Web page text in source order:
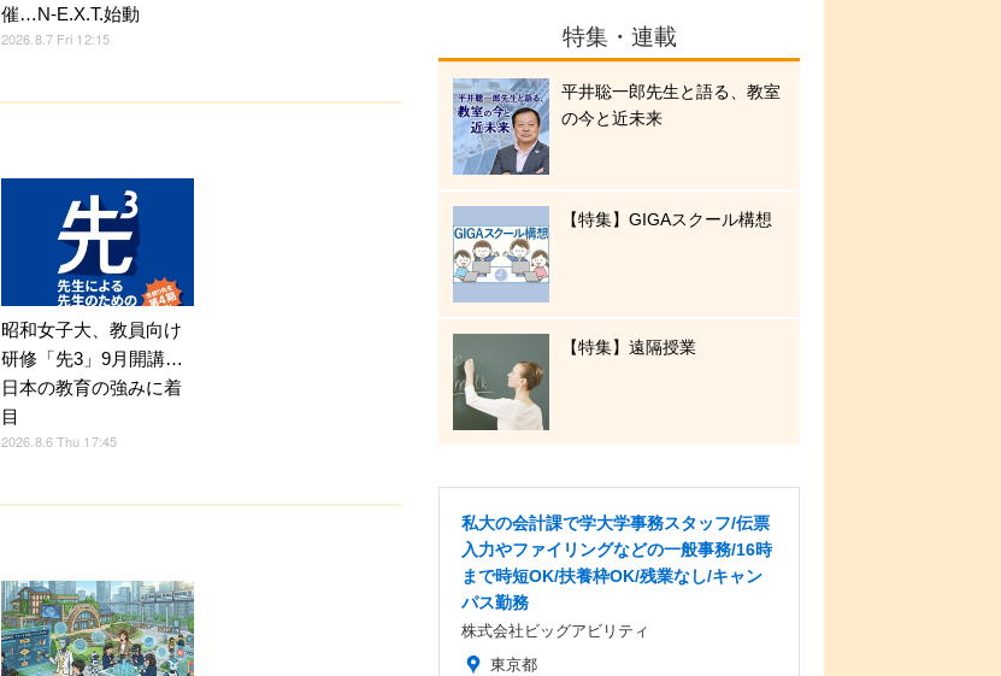
催…N-E.X.T.始動
2026.8.7 Fri 12:15
昭和女子大、教員向け
研修「先3」9月開講…
日本の教育の強みに着
目
2026.8.6 Thu 17:45
特集・連載
平井聡一郎先生と語る、教室
の今と近未来
【特集】GIGAスクール構想
【特集】遠隔授業
私大の会計課で学大学事務スタッフ/伝票
入力やファイリングなどの一般事務/16時
まで時短OK/扶養枠OK/残業なし/キャン
パス勤務
株式会社ビッグアビリティ
東京都